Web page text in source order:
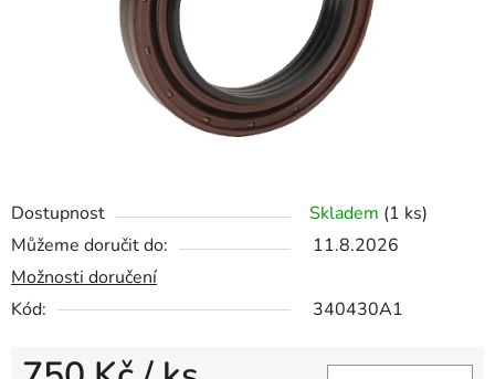
Dostupnost Skladem (1 ks)
Můžeme doručit do:
11.8.2026
Možnosti doručení
Kód:
340430A1